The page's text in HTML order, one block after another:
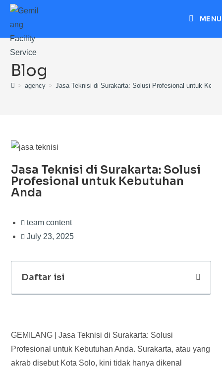
MENU
Blog
> agency > Jasa Teknisi di Surakarta: Solusi Profesional untuk
Jasa Teknisi di Surakarta: Solusi
Profesional untuk Kebutuhan
Anda
team content
July 23, 2025
Daftar isi
GEMILANG | Jasa Teknisi di Surakarta: Solusi
Profesional untuk Kebutuhan Anda. Surakarta, atau yang
akrab disebut Kota Solo, kini tidak hanya dikenal